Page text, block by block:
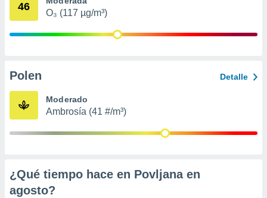
publicidad
de
1199
46
O₃ (117 µg/m³)
Polen Detalle
Moderado
Ambrosía (41 #/m³)
¿Qué tiempo hace en Povljana en
agosto?